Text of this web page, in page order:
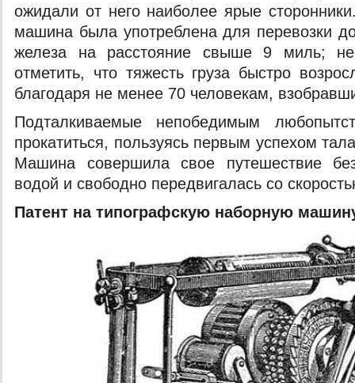
ожидали от него наиболее ярые
машина была употреблена для перевозки
железа на расстояние свыше 9 миль;
отметить, что тяжесть груза быстро
благодаря не менее 70 человекам,
Подталкиваемые непобедимым
прокатиться, пользуясь первым успехом
Машина совершила свое путешествие
водой и свободно передвигалась со
Патент на типографскую наборную